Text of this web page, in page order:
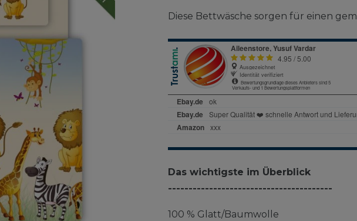
Diese Bettwäsche sorgen für einen
Das wichtigste im Überblick
----------------------------------------
100 % Glatt/Baumwolle